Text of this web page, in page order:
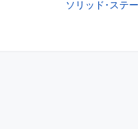
ソリッド･ステ